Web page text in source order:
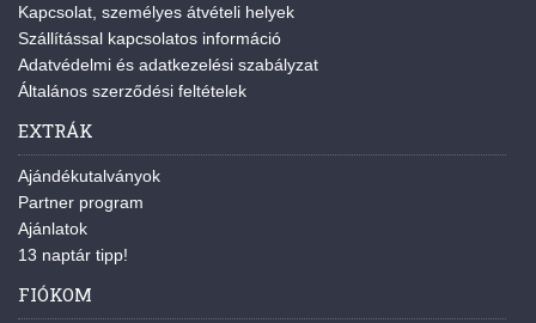
Kapcsolat, személyes átvételi helyek
Szállítással kapcsolatos információ
Adatvédelmi és adatkezelési szabályzat
Általános szerződési feltételek
EXTRÁK
Ajándékutalványok
Partner program
Ajánlatok
13 naptár tipp!
FIÓKOM